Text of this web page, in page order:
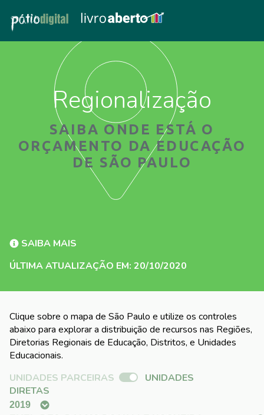
Regionalização
SAIBA ONDE ESTÁ O
ORÇAMENTO DA EDUCAÇÃO
DE SÃO PAULO
SAIBA MAIS
ÚLTIMA ATUALIZAÇÃO EM: 20/10/2020
Clique sobre o mapa de São Paulo e utilize os controles
abaixo para explorar a distribuição de recursos nas Regiões,
Diretorias Regionais de Educação, Distritos, e Unidades
Educacionais.
UNIDADES PARCEIRAS
UNIDADES
DIRETAS